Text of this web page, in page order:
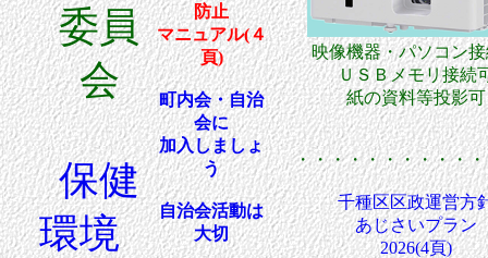
委員
会
保健
環境
防止
マニュアル(４
頁)
町内会・自治
会に
加入しましょ
う
自治会活動は
大切
映像機器・パソコン
ＵＳＢメモリ接続
紙の資料等投影可
・・・・・・・・・・
千種区区政運営方
あじさいプラン
2026(4頁)